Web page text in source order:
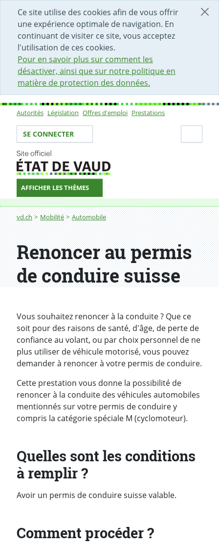
Ce site utilise des cookies afin de vous offrir
une expérience optimale de navigation. En
continuant de visiter ce site, vous acceptez
l'utilisation de ces cookies.
Pour en savoir plus sur comment les
désactiver, ainsi que sur notre politique en
matière de protection des données.
DÉBUT DU CONTENU DE LA PAGE
ACCÈS AU CHAMP DE RECHERCHE
PAGE D'ACCUEIL
FORMULAIRE DE CONTACT
Sous-navigation
Autorités Législation Offres d'emploi Prestations
Votre identité
SE CONNECTER
AFFICHER LES THÈMES
Fil d'Ariane
vd.ch Mobilité Automobile
Renoncer au permis de conduire suisse
Renoncer au permis
de conduire suisse
Introduction
Vous souhaitez renoncer à la conduite ? Que ce
soit pour des raisons de santé, d'âge, de perte de
confiance au volant, ou par choix personnel de ne
plus utiliser de véhicule motorisé, vous pouvez
demander à renoncer à votre permis de conduire.
Cette prestation vous donne la possibilité de
renoncer à la conduite des véhicules automobiles
mentionnés sur votre permis de conduire y
compris la catégorie spéciale M (cyclomoteur).
Quelles sont les conditions
à remplir ?
Avoir un permis de conduire suisse valable.
Comment procéder ?